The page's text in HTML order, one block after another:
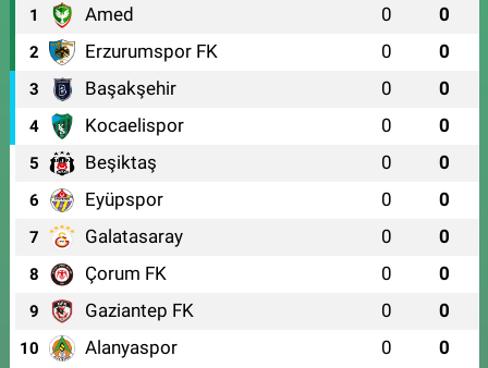
1 Amed 0 0
2 Erzurumspor FK 0 0
3 Başakşehir 0 0
4 Kocaelispor 0 0
5 Beşiktaş 0 0
6 Eyüpspor 0 0
7 Galatasaray 0 0
8 Çorum FK 0 0
9 Gaziantep FK 0 0
10 Alanyaspor 0 0